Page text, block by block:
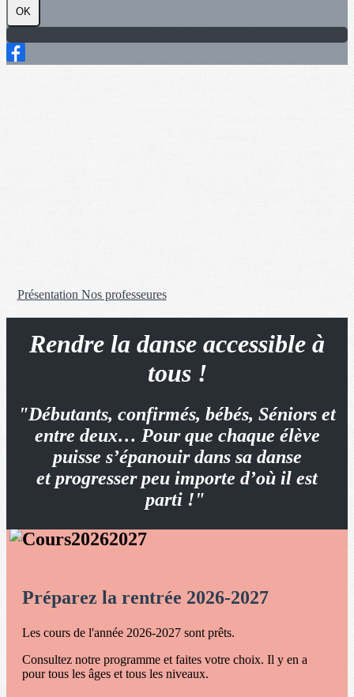
OK
Présentation Nos professeures
Rendre la danse accessible à
tous !
"Débutants, confirmés, bébés, Séniors et
entre deux… Pour que chaque élève
puisse s’épanouir dans sa danse
et progresser peu importe d’où il est
parti !"
Préparez la rentrée 2026-2027
Les cours de l'année 2026-2027 sont prêts.
Consultez notre programme et faites votre choix. Il y en a
pour tous les âges et tous les niveaux.